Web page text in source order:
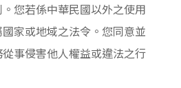
您若係中華民國以外之使用
家或地域之法令。您同意並
事侵害他人權益或違法之行